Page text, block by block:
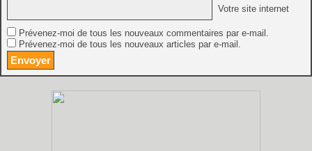
Votre site internet
Prévenez-moi de tous les nouveaux commentaires par e-mail.
Prévenez-moi de tous les nouveaux articles par e-mail.